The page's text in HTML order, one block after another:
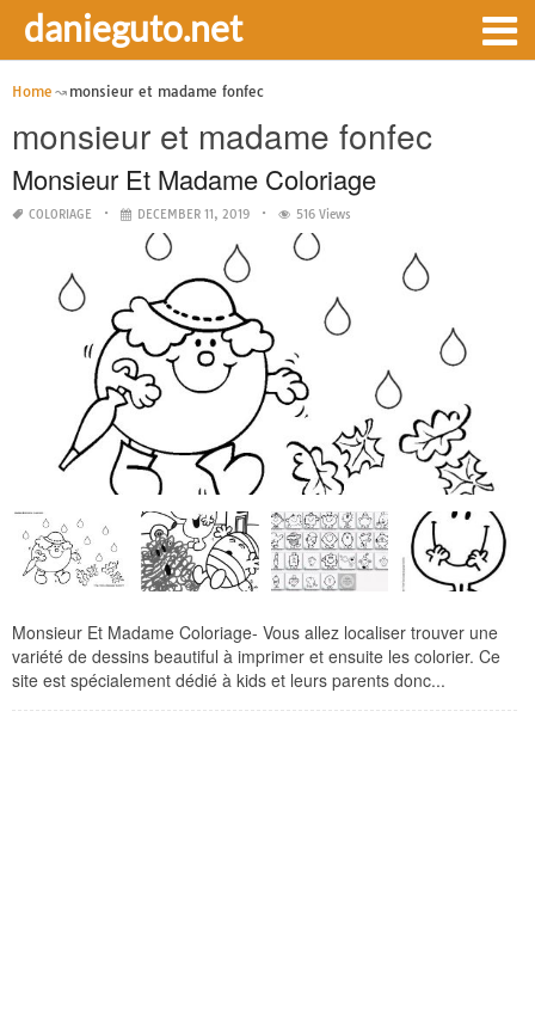
danieguto.net
Home monsieur et madame fonfec
monsieur et madame fonfec
Monsieur Et Madame Coloriage
COLORIAGE DECEMBER 11, 2019 516 Views
Monsieur Et Madame Coloriage- Vous allez localiser trouver une
variété de dessins beautiful à imprimer et ensuite les colorier. Ce
site est spécialement dédié à kids et leurs parents donc...